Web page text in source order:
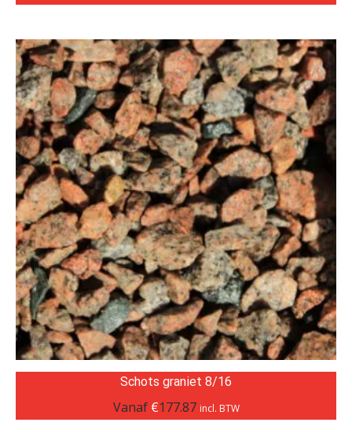
Schots graniet 8/16
Vanaf €177.87 incl. BTW